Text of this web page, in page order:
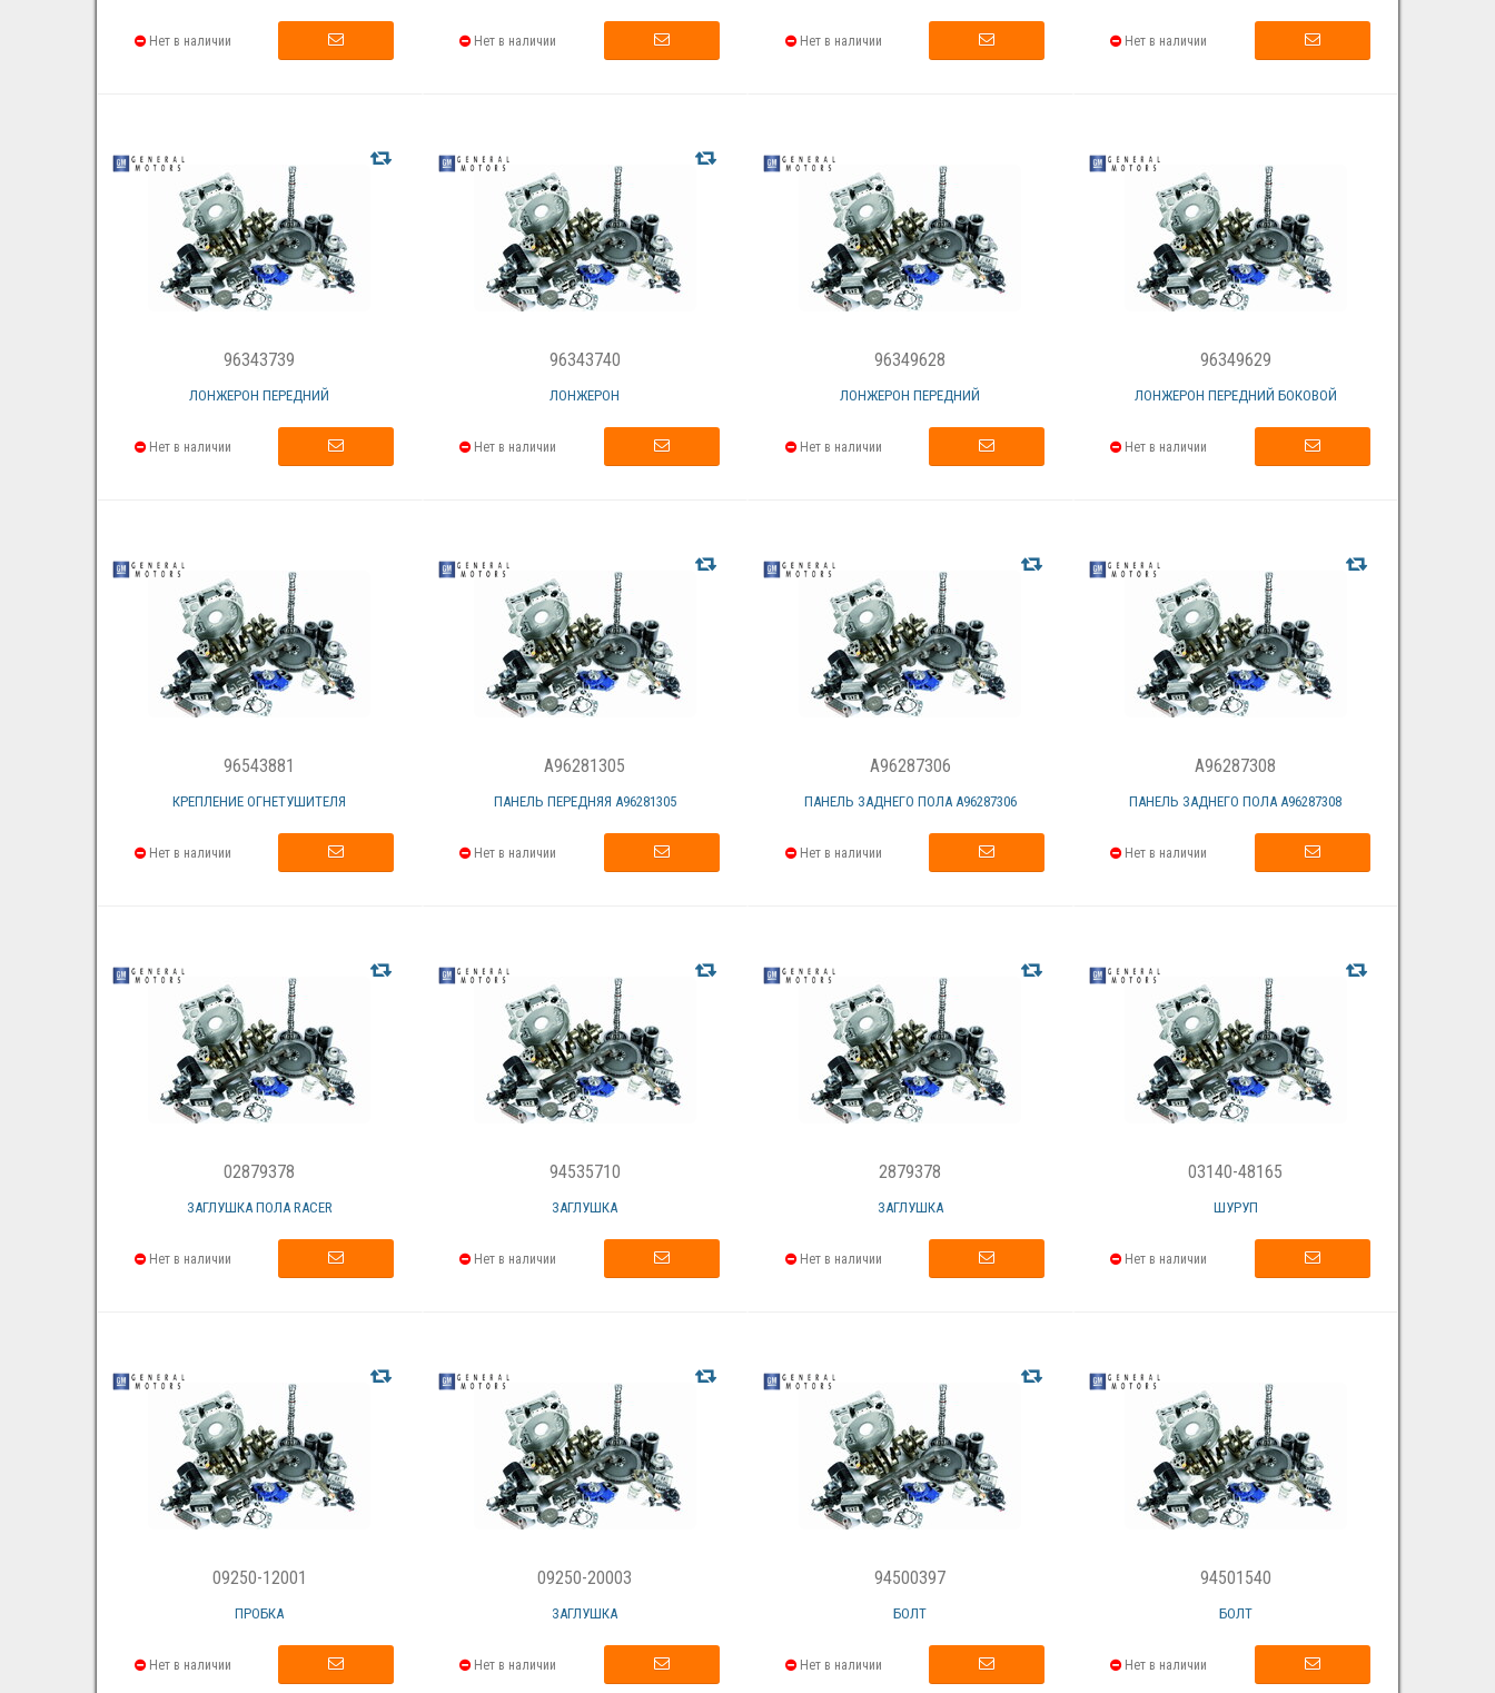
Нет в наличии Нет в наличии Нет в наличии Нет в наличии
96343739
ЛОНЖЕРОН ПЕРЕДНИЙ
Нет в наличии
96343740
ЛОНЖЕРОН
Нет в наличии
96349628
ЛОНЖЕРОН ПЕРЕДНИЙ
Нет в наличии
96349629
ЛОНЖЕРОН ПЕРЕДНИЙ БОКОВОЙ
Нет в наличии
96543881
КРЕПЛЕНИЕ ОГНЕТУШИТЕЛЯ
Нет в наличии
A96281305
ПАНЕЛЬ ПЕРЕДНЯЯ А96281305
Нет в наличии
A96287306
ПАНЕЛЬ ЗАДНЕГО ПОЛА А96287306
Нет в наличии
A96287308
ПАНЕЛЬ ЗАДНЕГО ПОЛА А96287308
Нет в наличии
02879378
ЗАГЛУШКА ПОЛА RACER
Нет в наличии
94535710
ЗАГЛУШКА
Нет в наличии
2879378
ЗАГЛУШКА
Нет в наличии
03140-48165
ШУРУП
Нет в наличии
09250-12001
ПРОБКА
Нет в наличии
09250-20003
ЗАГЛУШКА
Нет в наличии
94500397
БОЛТ
Нет в наличии
94501540
БОЛТ
Нет в наличии